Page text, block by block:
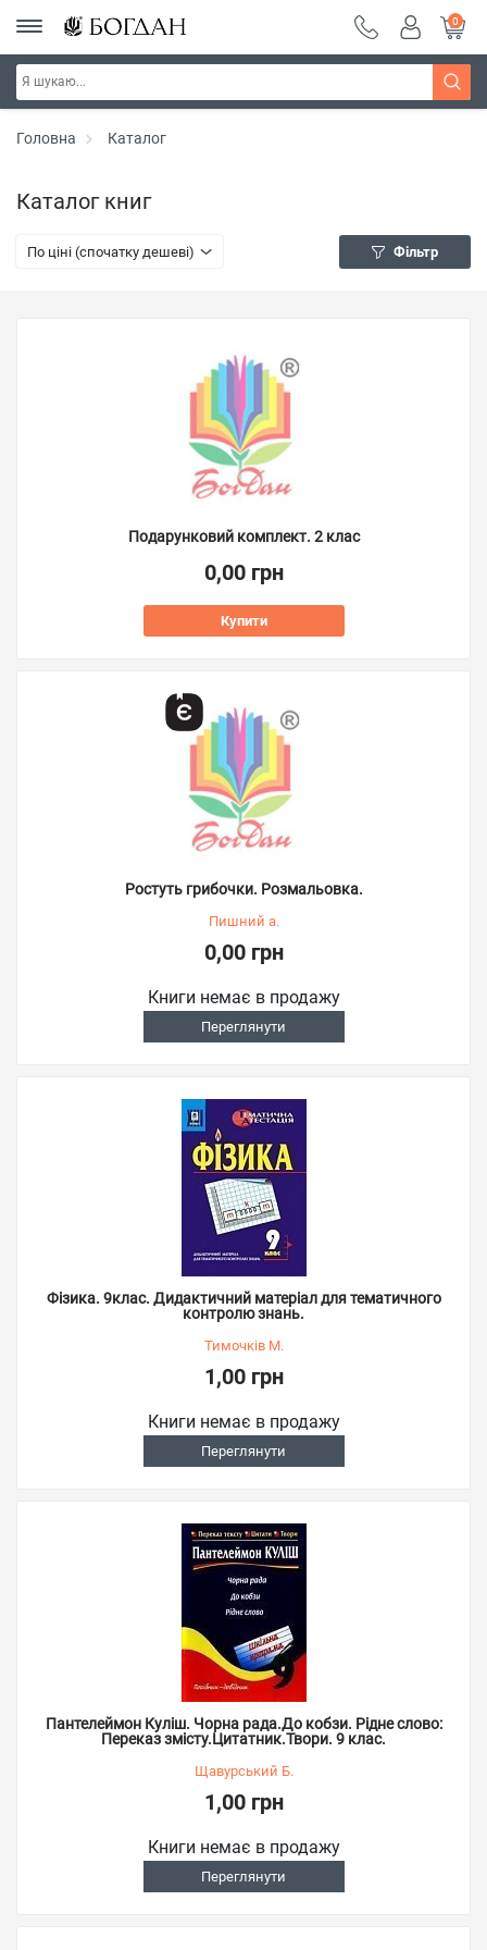
0
Головна Каталог
Каталог книг
По ціні (спочатку дешеві) Фільтр
Подарунковий комплект. 2 клас
0,00 грн
Купити
Ростуть грибочки. Розмальовка.
Пишний а.
0,00 грн
Книги немає в продажу
Переглянути
Фізика. 9клас. Дидактичний матеріал для тематичного
контролю знань.
Тимочків М.
1,00 грн
Книги немає в продажу
Переглянути
Пантелеймон Куліш. Чорна рада.До кобзи. Рідне слово:
Переказ змісту.Цитатник.Твори. 9 клас.
Щавурський Б.
1,00 грн
Книги немає в продажу
Переглянути